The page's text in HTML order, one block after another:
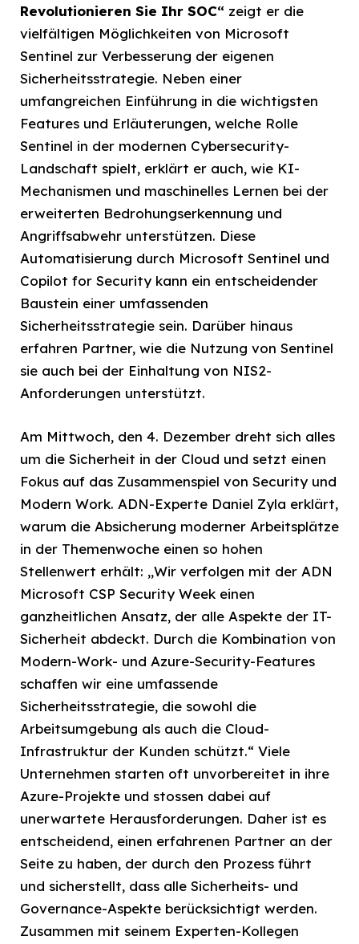
Revolutionieren Sie Ihr SOC“ zeigt er die
vielfältigen Möglichkeiten von Microsoft
Sentinel zur Verbesserung der eigenen
Sicherheitsstrategie. Neben einer
umfangreichen Einführung in die wichtigsten
Features und Erläuterungen, welche Rolle
Sentinel in der modernen Cybersecurity-
Landschaft spielt, erklärt er auch, wie KI-
Mechanismen und maschinelles Lernen bei der
erweiterten Bedrohungserkennung und
Angriffsabwehr unterstützen. Diese
Automatisierung durch Microsoft Sentinel und
Copilot for Security kann ein entscheidender
Baustein einer umfassenden
Sicherheitsstrategie sein. Darüber hinaus
erfahren Partner, wie die Nutzung von Sentinel
sie auch bei der Einhaltung von NIS2-
Anforderungen unterstützt.
Am Mittwoch, den 4. Dezember dreht sich alles
um die Sicherheit in der Cloud und setzt einen
Fokus auf das Zusammenspiel von Security und
Modern Work. ADN-Experte Daniel Zyla erklärt,
warum die Absicherung moderner Arbeitsplätze
in der Themenwoche einen so hohen
Stellenwert erhält: „Wir verfolgen mit der ADN
Microsoft CSP Security Week einen
ganzheitlichen Ansatz, der alle Aspekte der IT-
Sicherheit abdeckt. Durch die Kombination von
Modern-Work- und Azure-Security-Features
schaffen wir eine umfassende
Sicherheitsstrategie, die sowohl die
Arbeitsumgebung als auch die Cloud-
Infrastruktur der Kunden schützt.“ Viele
Unternehmen starten oft unvorbereitet in ihre
Azure-Projekte und stossen dabei auf
unerwartete Herausforderungen. Daher ist es
entscheidend, einen erfahrenen Partner an der
Seite zu haben, der durch den Prozess führt
und sicherstellt, dass alle Sicherheits- und
Governance-Aspekte berücksichtigt werden.
Zusammen mit seinem Experten-Kollegen